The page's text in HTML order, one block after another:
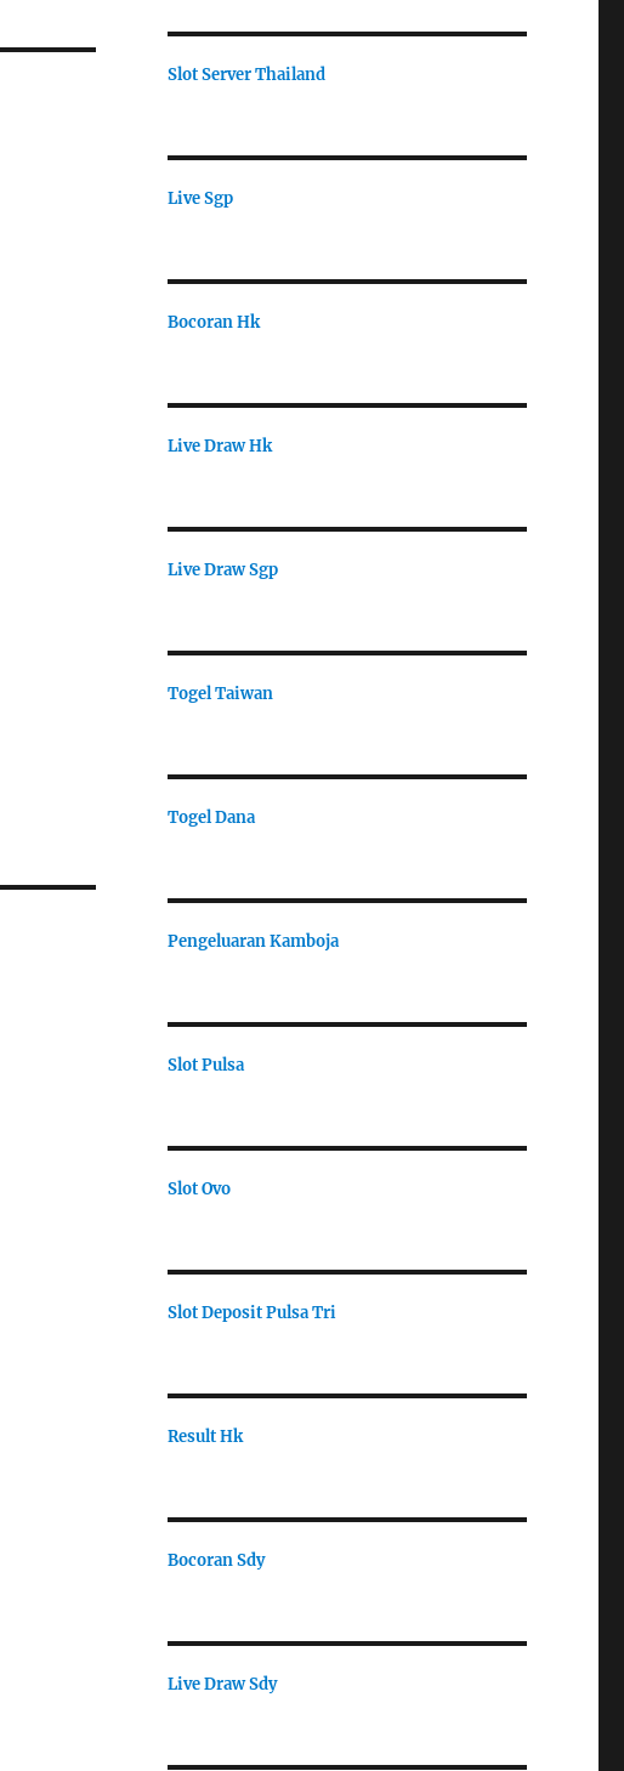
Slot Server Thailand
Live Sgp
Bocoran Hk
Live Draw Hk
Live Draw Sgp
Togel Taiwan
Togel Dana
Pengeluaran Kamboja
Slot Pulsa
Slot Ovo
Slot Deposit Pulsa Tri
Result Hk
Bocoran Sdy
Live Draw Sdy